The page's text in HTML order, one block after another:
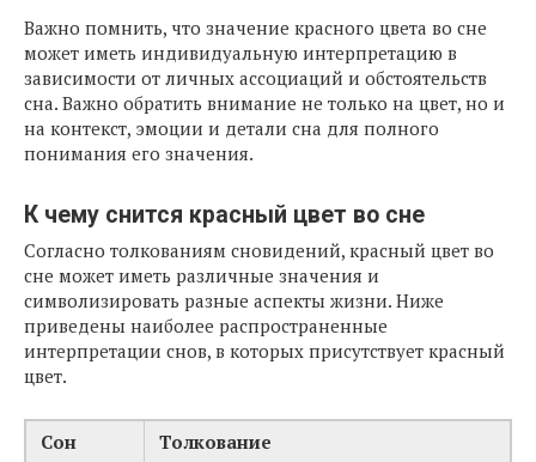
Важно помнить, что значение красного цвета во сне
может иметь индивидуальную интерпретацию в
зависимости от личных ассоциаций и обстоятельств
сна. Важно обратить внимание не только на цвет, но и
на контекст, эмоции и детали сна для полного
понимания его значения.
К чему снится красный цвет во сне
Согласно толкованиям сновидений, красный цвет во
сне может иметь различные значения и
символизировать разные аспекты жизни. Ниже
приведены наиболее распространенные
интерпретации снов, в которых присутствует красный
цвет.
Сон Толкование